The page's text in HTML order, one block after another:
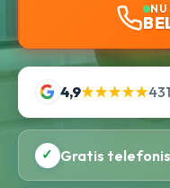
NU
4,9★★★★★
✓ Gratis